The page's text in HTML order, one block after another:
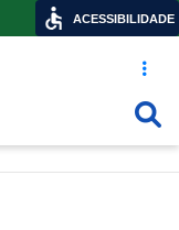
Acesso
ACESSIBILIDADE